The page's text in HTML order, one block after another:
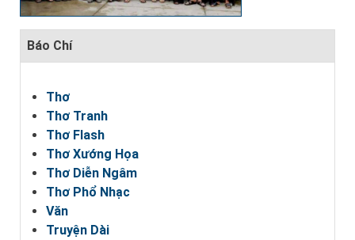
Báo Chí
Thơ
Thơ Tranh
Thơ Flash
Thơ Xướng Họa
Thơ Diễn Ngâm
Thơ Phổ Nhạc
Văn
Truyện Dài